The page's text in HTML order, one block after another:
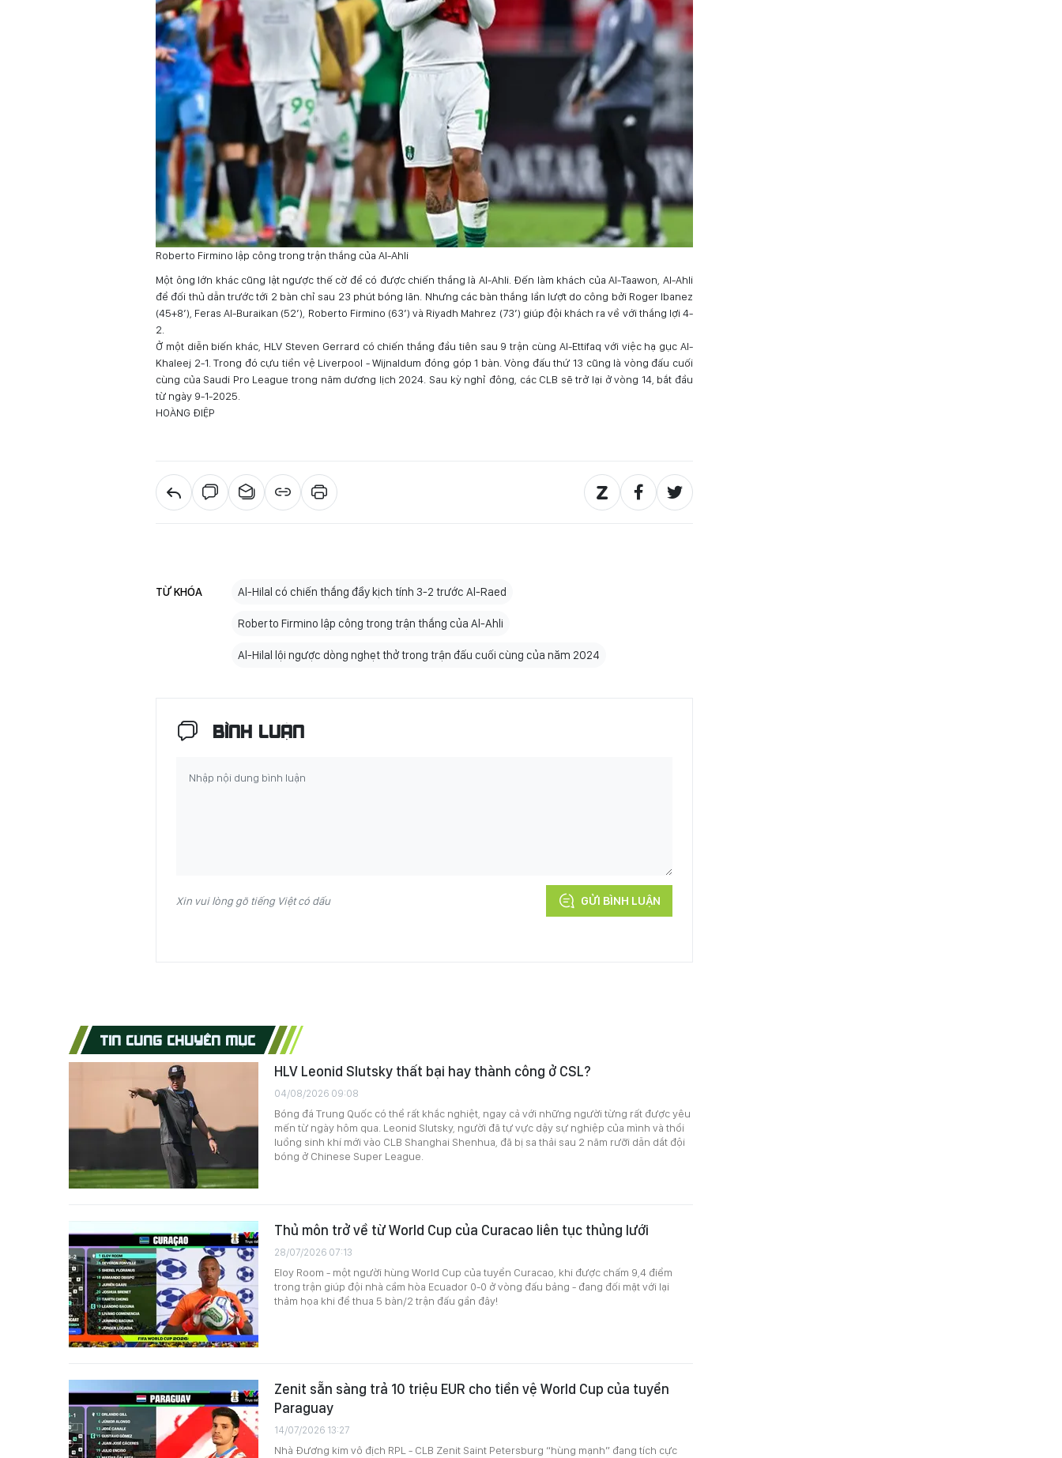
Roberto Firmino lập công trong trận thắng của Al-Ahli
Một ông lớn khác cũng lật ngược thế cờ để có được chiến thắng là Al-Ahli. Đến làm khách của Al-Taawon, Al-Ahli
để đối thủ dẫn trước tới 2 bàn chỉ sau 23 phút bóng lăn. Nhưng các bàn thắng lần lượt do công bởi Roger Ibanez
(45+8’), Feras Al-Buraikan (52’), Roberto Firmino (63’) và Riyadh Mahrez (73’) giúp đội khách ra về với thắng lợi 4-
2.
Ở một diễn biến khác, HLV Steven Gerrard có chiến thắng đầu tiên sau 9 trận cùng Al-Ettifaq với việc hạ gục Al-
Khaleej 2-1. Trong đó cựu tiền vệ Liverpool - Wijnaldum đóng góp 1 bàn. Vòng đấu thứ 13 cũng là vòng đấu cuối
cùng của Saudi Pro League trong năm dương lịch 2024. Sau kỳ nghỉ đông, các CLB sẽ trở lại ở vòng 14, bắt đầu
từ ngày 9-1-2025.
HOÀNG ĐIỆP
TỪ KHÓA Al-Hilal có chiến thắng đầy kịch tính 3-2 trước Al-Raed
Roberto Firmino lập công trong trận thắng của Al-Ahli
Al-Hilal lội ngược dòng nghẹt thở trong trận đấu cuối cùng của năm 2024
BÌNH LUẬN
Xin vui lòng gõ tiếng Việt có dấu GỬI BÌNH LUẬN
TIN CÙNG CHUYÊN MỤC
HLV Leonid Slutsky thất bại hay thành công ở CSL?
04/08/2026 09:08
Bóng đá Trung Quốc có thể rất khắc nghiệt, ngay cả với những người từng rất được yêu
mến từ ngày hôm qua. Leonid Slutsky, người đã tự vực dậy sự nghiệp của mình và thổi
luồng sinh khí mới vào CLB Shanghai Shenhua, đã bị sa thải sau 2 năm rưỡi dẫn dắt đội
bóng ở Chinese Super League.
Thủ môn trở về từ World Cup của Curacao liên tục thủng lưới
28/07/2026 07:13
Eloy Room - một người hùng World Cup của tuyển Curacao, khi được chấm 9,4 điểm
trong trận giúp đội nhà cầm hòa Ecuador 0-0 ở vòng đấu bảng - đang đối mặt với lại
thảm họa khi để thua 5 bàn/2 trận đấu gần đây!
Zenit sẵn sàng trả 10 triệu EUR cho tiền vệ World Cup của tuyển
Paraguay
14/07/2026 13:27
Nhà Đương kim vô địch RPL - CLB Zenit Saint Petersburg “hùng mạnh” đang tích cực